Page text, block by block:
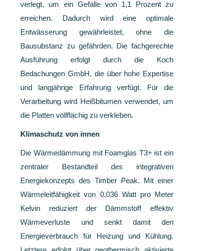
verlegt, um ein Gefälle von 1,1 Prozent zu
erreichen. Dadurch wird eine optimale
Entwässerung gewährleistet, ohne die
Bausubstanz zu gefährden.
Die fachgerechte
Ausführung erfolgt durch die Koch
Bedachungen GmbH, die über hohe Expertise
und langjährige Erfahrung verfügt. Für die
Verarbeitung wird Heißbitumen verwendet, um
die Platten vollflächig zu verkleben.
Klimaschutz von innen
Die Wärmedämmung mit Foamglas T3+ ist ein
zentraler Bestandteil des integrativen
Energiekonzepts des Timber Peak. Mit einer
Wärmeleitfähigkeit von 0,036 Watt pro Meter
Kelvin reduziert der Dämmstoff effektiv
Wärmeverluste und senkt damit den
Energieverbrauch für Heizung und Kühlung.